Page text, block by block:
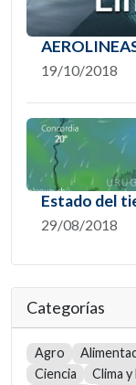
19/10/2018
Estado del
29/08/2018
Categorías
Agro
Ciencia
Clima